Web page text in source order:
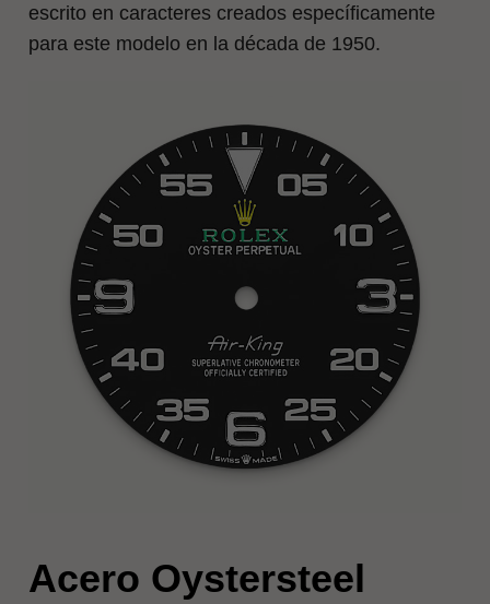
escrito en caracteres creados específicamente
para este modelo en la década de 1950.
Acero Oystersteel